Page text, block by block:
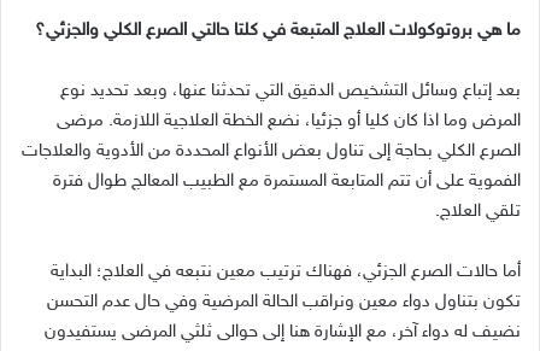
ما هي بروتوكولات العلاج المتبعة في كلتا حالتي الصرع الكلي والجزئي؟
بعد إتباع وسائل التشخيص الدقيق التي تحدثنا عنها، وبعد تحديد نوع
المرض وما اذا كان كليا أو جزئيا، نضع الخطة العلاجية اللازمة. مرضى
الصرع الكلي بحاجة إلى تناول بعض الأنواع المحددة من الأدوية والعلاجات
الفموية على أن تتم المتابعة المستمرة مع الطبيب المعالج طوال فترة
تلقي العلاج.
أما حالات الصرع الجزئي، فهناك ترتيب معين نتبعه في العلاج؛ البداية
تكون بتناول دواء معين ونراقب الحالة المرضية وفي حال عدم التحسن
نضيف له دواء آخر، مع الإشارة هنا إلى حوالى ثلثي المرضى يستفيدون